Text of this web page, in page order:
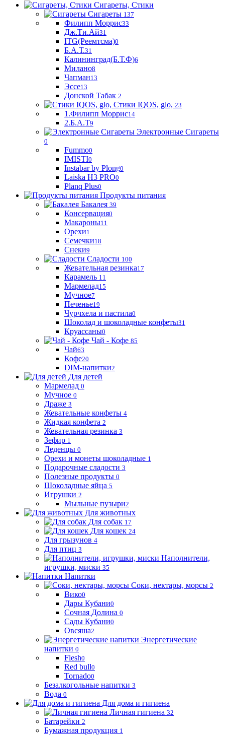
Сигареты, Стики
Сигареты 137
Филипп Моррис33
Дж.Ти.Ай31
ITG(Реемтсма)0
Б.А.Т.31
Калининград(Б.Т.Ф)6
Милано8
Чапман13
Эссе13
Донской Табак 2
Стики IQOS, glo, 23
1.Филипп Моррис14
2.Б.А.Т9
Электронные Сигареты
0
Fummo0
IMISTI0
Instabar by Plong0
Laiska H3 PRO0
Planq Plus0
Продукты питания
Бакалея 39
Консервация0
Макароны11
Орехи1
Семечки18
Снеки9
Сладости 100
Жевательная резинка17
Карамель 11
Мармелад15
Мучное7
Печенье19
Чурчхела и пастила0
Шоколад и шоколадные конфеты31
Круассаны0
Чай - Кофе 85
Чай63
Кофе20
DIM-напитки2
Для детей
Мармелад 0
Мучное 0
Драже 3
Жевательные конфеты 4
Жидкая конфета 2
Жевательная резинка 3
Зефир 1
Леденцы 0
Орехи и монеты шоколадные 1
Подарочные сладости 3
Полезные продукты 0
Шоколадные яйца 5
Игрушки 2
Мыльные пузыри2
Для животных
Для собак 17
Для кошек 24
Для грызунов 4
Для птиц 3
Наполнители,
игрушки, миски 35
Напитки
Соки, нектары, морсы 2
Вико0
Дары Кубани0
Сочная Долина 0
Сады Кубани0
Овсяша2
Энергетические
напитки 0
Flesh0
Red bull0
Tornado0
Безалкогольные напитки 3
Вода 0
Для дома и гигиена
Личная гигиена 32
Батарейки 2
Бумажная продукция 1